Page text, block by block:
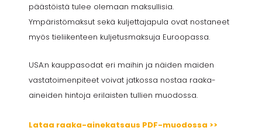
päästöistä tulee olemaan maksullisia.
Ympäristömaksut sekä kuljettajapula ovat nostaneet
myös tieliikenteen kuljetusmaksuja Euroopassa.
USA:n kauppasodat eri maihin ja näiden maiden
vastatoimenpiteet voivat jatkossa nostaa raaka-
aineiden hintoja erilaisten tullien muodossa.
Lataa raaka-ainekatsaus PDF-muodossa >>